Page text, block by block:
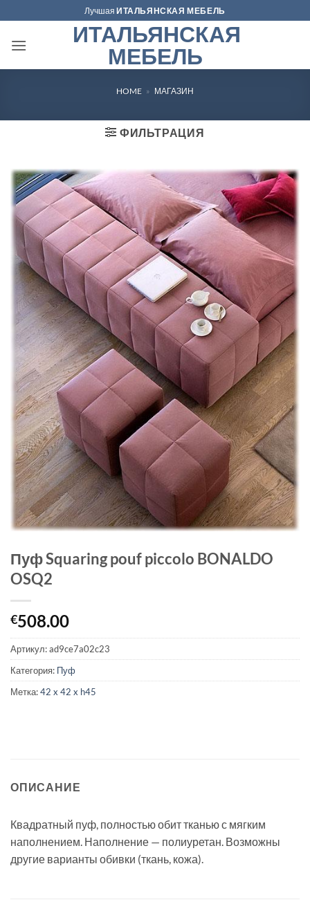
to
content
ЛучшаяИТАЛЬЯНСКАЯ МЕБЕЛЬ
ИТАЛЬЯНСКАЯ
МЕБЕЛЬ
HOME » МАГАЗИН
ФИЛЬТРАЦИЯ
Пуф Squaring pouf piccolo BONALDO
OSQ2
€508.00
Артикул:ad9ce7a02c23
Категория: Пуф
Метка:42 x 42 x h45
ОПИСАНИЕ
Квадратный пуф, полностью обит тканью с мягким
наполнением. Наполнение — полиуретан. Возможны
другие варианты обивки (ткань, кожа).